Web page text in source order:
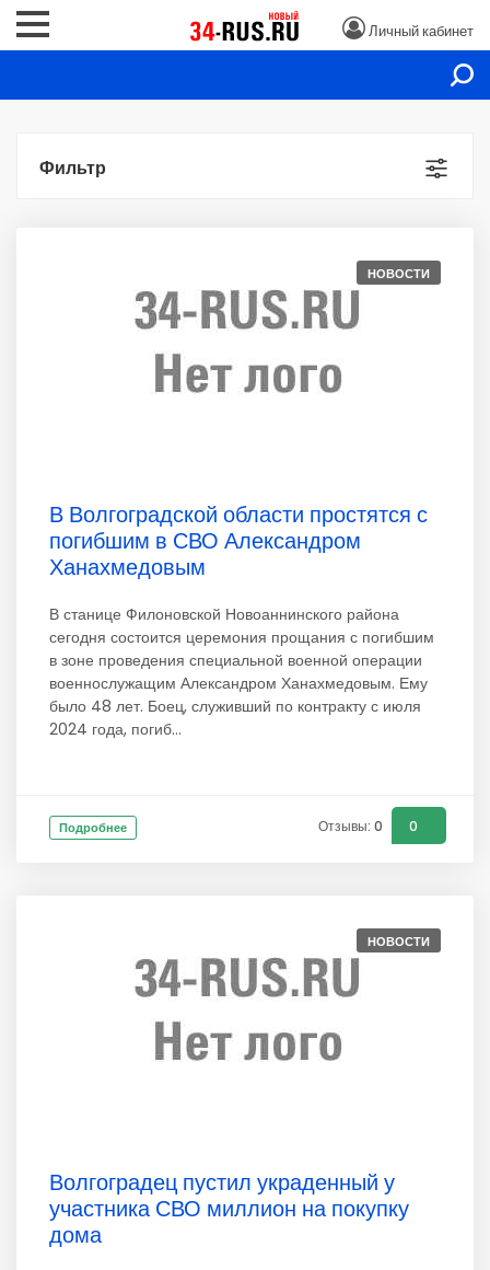
Личный кабинет
Фильтр
НОВОСТИ
В Волгоградской области простятся с
погибшим в СВО Александром
Ханахмедовым
В станице Филоновской Новоаннинского района
сегодня состоится церемония прощания с погибшим
в зоне проведения специальной военной операции
военнослужащим Александром Ханахмедовым. Ему
было 48 лет. Боец, служивший по контракту с июля
2024 года, погиб...
Подробнее Отзывы: 0 0
НОВОСТИ
Волгоградец пустил украденный у
участника СВО миллион на покупку
дома